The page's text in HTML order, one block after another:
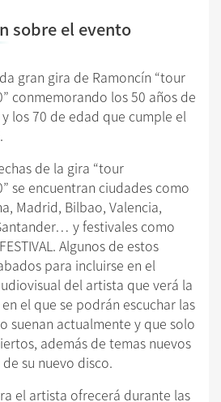
sobre el evento
gran gira de Ramoncín “tour
conmemorando los 50 años de
los 70 de edad que cumple el
de la gira “tour
se encuentran ciudades como
Madrid, Bilbao, Valencia,
y festivales como
Algunos de estos
para incluirse en el
del artista que verá la
el que se podrán escuchar las
suenan actualmente y que solo
además de temas nuevos
su nuevo disco.
el artista ofrecerá durante las